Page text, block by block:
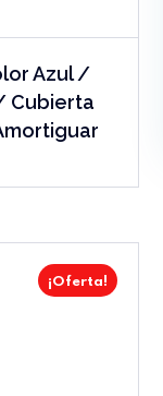
Azul /
Cubierta
¡Oferta!